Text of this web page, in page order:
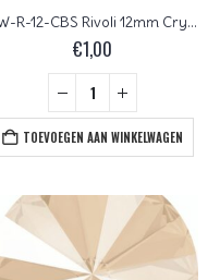
SW-R-12-CBS Rivoli 12mm Crystal Blue Shade
€1,00
TOEVOEGEN AAN WINKELWAGEN